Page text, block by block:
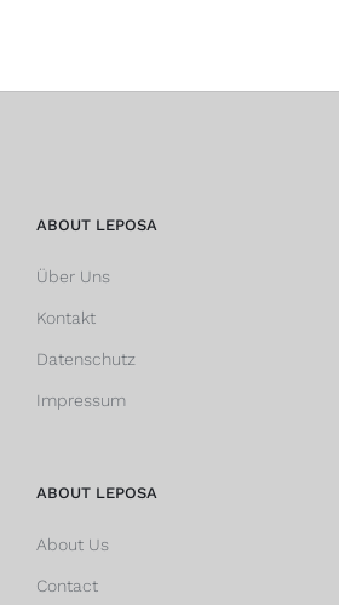
ABOUT LEPOSA
Über Uns
Kontakt
Datenschutz
Impressum
ABOUT LEPOSA
About Us
Contact